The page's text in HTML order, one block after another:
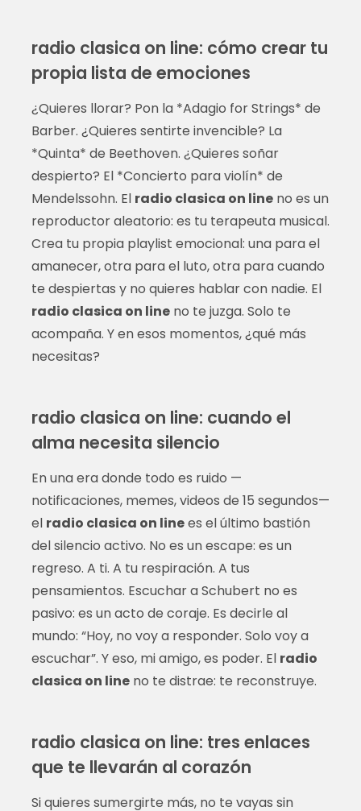
radio clasica on line: cómo crear tu
propia lista de emociones
¿Quieres llorar? Pon la *Adagio for Strings* de
Barber. ¿Quieres sentirte invencible? La
*Quinta* de Beethoven. ¿Quieres soñar
despierto? El *Concierto para violín* de
Mendelssohn. El radio clasica on lineno es un
reproductor aleatorio: es tu terapeuta musical.
Crea tu propia playlist emocional: una para el
amanecer, otra para el luto, otra para cuando
te despiertas y no quieres hablar con nadie. El
radio clasica on lineno te juzga. Solo te
acompaña. Y en esos momentos, ¿qué más
necesitas?
radio clasica on line: cuando el
alma necesita silencio
En una era donde todo es ruido —
notificaciones, memes, videos de 15 segundos—
el radio clasica on linees el último bastión
del silencio activo. No es un escape: es un
regreso. A ti. A tu respiración. A tus
pensamientos. Escuchar a Schubert no es
pasivo: es un acto de coraje. Es decirle al
mundo: “Hoy, no voy a responder. Solo voy a
escuchar”. Y eso, mi amigo, es poder. El radio
clasica on lineno te distrae: te reconstruye.
radio clasica on line: tres enlaces
que te llevarán al corazón
Si quieres sumergirte más, no te vayas sin